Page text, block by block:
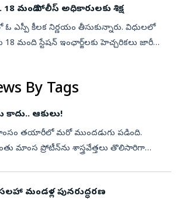
మంది పోలీస్‌ అధికారులకు శిక్ష
ఎస్పీ కీలక నిర్ణయం తీసుకున్నారు. విధులలో
18 మంది స్టేషన్‌ ఇంఛార్జ్‌లకు హెచ్చరికలు జారీ
By Tags
ఆకులు!
తయారీలో మరో ముందడుగు పడింది.
మాంస ప్రోటీన్‌ను శాస్త్రవేత్తలు తొలిసారిగా
మండళ్ల పునరుద్ధరణ